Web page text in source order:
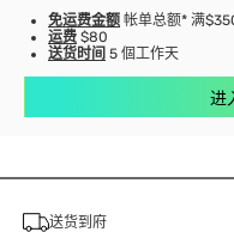
免运费金额 帐单总额* 满
运费 $80
送货时间 5 個工作天
进
送货到府